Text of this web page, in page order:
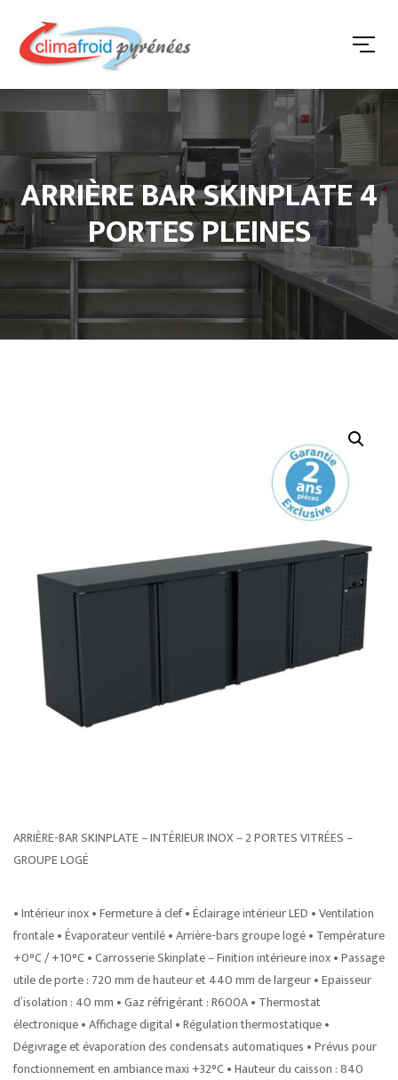
ARRIÈRE BAR SKINPLATE 4
PORTES PLEINES
ARRIÈRE-BAR SKINPLATE – INTÉRIEUR INOX – 2 PORTES VITRÉES –
GROUPE LOGÉ
• Intérieur inox • Fermeture à clef • Éclairage intérieur LED • Ventilation
frontale • Évaporateur ventilé • Arrière-bars groupe logé • Température
+0°C / +10°C • Carrosserie Skinplate – Finition intérieure inox • Passage
utile de porte : 720 mm de hauteur et 440 mm de largeur • Epaisseur
d’isolation : 40 mm • Gaz réfrigérant : R600A • Thermostat
électronique • Affichage digital • Régulation thermostatique •
Dégivrage et évaporation des condensats automatiques • Prévus pour
fonctionnement en ambiance maxi +32°C • Hauteur du caisson : 840